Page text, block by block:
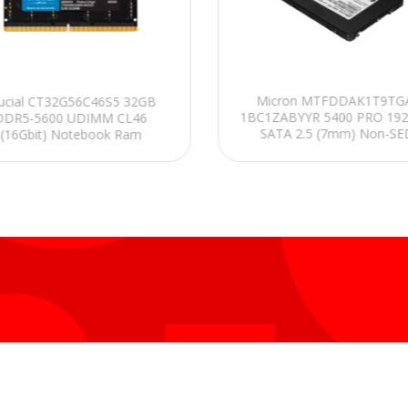
CT32G56C46S5 32GB
5600 UDIMM CL46
(16Gbit) Notebook Ram
Micron
1BC1ZABYYR 5400 PRO
SATA 2.5 (7mm) Non-